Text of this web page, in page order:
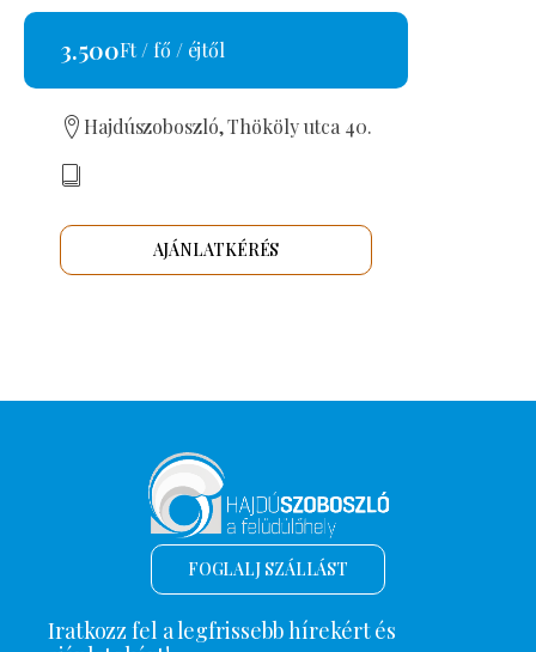
3.500Ft / fő / éjtől
Hajdúszoboszló, Thököly utca 40.
AJÁNLATKÉRÉS
FOGLALJ SZÁLLÁST
Iratkozz fel a legfrissebb hírekért és